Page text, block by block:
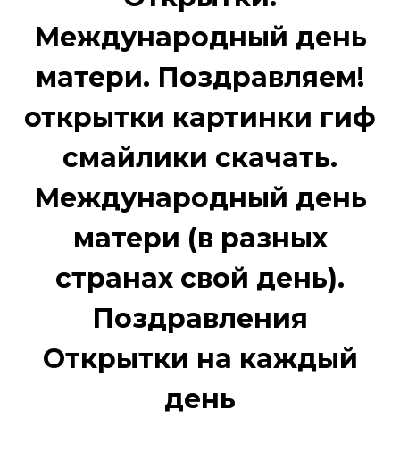
Международный день
матери. Поздравляем!
открытки картинки гиф
смайлики скачать.
Международный день
матери (в разных
странах свой день).
Поздравления
Открытки на каждый
день